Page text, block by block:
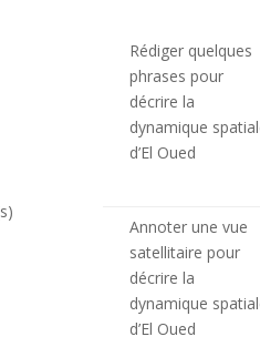
Rédiger quelques
phrases pour
décrire la
dynamique
d’El Oued
Annoter une vue
satellitaire pour
décrire la
dynamique
d’El Oued